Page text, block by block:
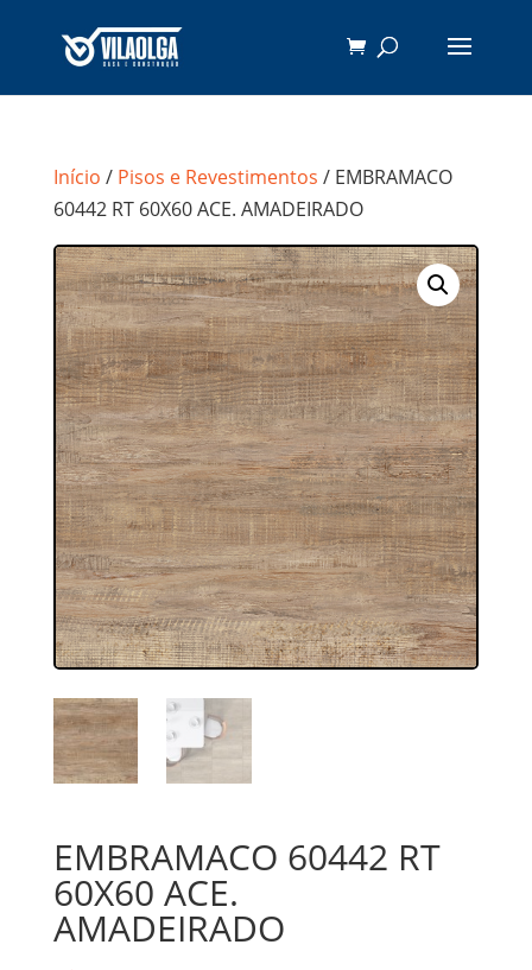
Início / Pisos e Revestimentos / EMBRAMACO
60442 RT 60X60 ACE. AMADEIRADO
EMBRAMACO 60442 RT
60X60 ACE.
AMADEIRADO